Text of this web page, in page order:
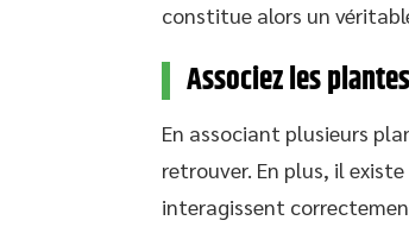
constitue alors un
Associez les plantes
En associant plusieurs
retrouver. En plus, il
interagissent